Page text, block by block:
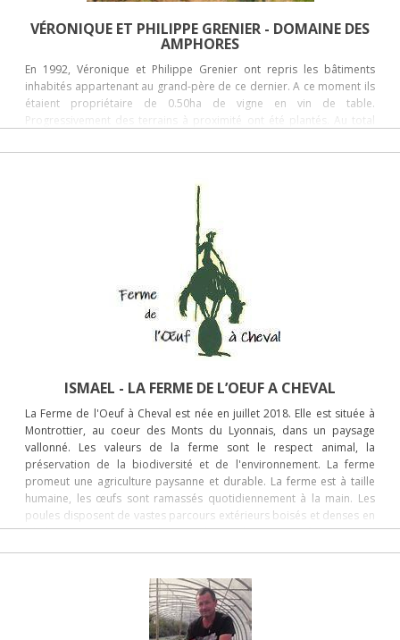
VÉRONIQUE ET PHILIPPE GRENIER - DOMAINE DES
AMPHORES
En 1992, Véronique et Philippe Grenier ont repris les bâtiments
inhabités appartenant au grand-père de ce dernier. A ce moment ils
étaient propriétaire de 0.50ha de vigne en vin de table.
Progressivement des terrains à proximité ont été plantés. Au total
l’installation, l’objectif était de travailler en Agriculture Biologique.
vignoble ont été testés et mis en place. En 2016, pour renforcer
l’engagement sur la qualité et la fertilité des sols, le domaine a opté
pour la certification en Biodynamie par DEMETER. Cette agriculture
repose sur les bonnes pratiques agronomiques utilisées en
agriculture biologique et les complète en vivifiant le sol avec des
préparations d’origine animal et minérale. Celles-ci revivifient la terre
et redonnent un équilibre à la plante et au sol. Elle utilise aussi les
rythmes naturels tel que les rythmes solaires, lunaires et planétaires.
L’agriculture biodynamique permet de mettre en symbiose tous les
éléments de l’écosystème.
ISMAEL - LA FERME DE L’OEUF A CHEVAL
La Ferme de l'Oeuf à Cheval est née en juillet 2018. Elle est située à
Montrottier, au coeur des Monts du Lyonnais, dans un paysage
vallonné. Les valeurs de la ferme sont le respect animal, la
préservation de la biodiversité et de l'environnement. La ferme
promeut une agriculture paysanne et durable. La ferme est à taille
humaine, les œufs sont ramassés quotidiennement à la main. Les
poules disposent de vastes parcours extérieurs boisés et denses en
végétation, avec de nombreuses haies abritant une faune et une
flore diversifiées. Les poules sont nourries aux céréales bio et se
donnant ainsi de bons œufs. Les œufs sont commercialisés en vente
directe et en circuits-courts dans le département du Rhône.